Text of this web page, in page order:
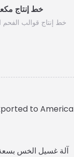
خط إنتاج
خط إنتاج قوالب
to America
آلة غسيل الخس بسعة 300 كجم/ساعة تم تصديرها إلى